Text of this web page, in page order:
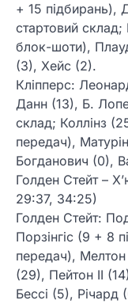
+ 15 підбирань),
стартовий
блок-шоти),
(3), Хейс (2).
Кліпперс:
Данн (13), Б.
склад; Коллінз
передач),
Богданович (0),
Голден Стейт –
29:37, 34:25)
Голден Стейт:
Порзінгіс (9 + 8
передач), Мелтон
(29), Пейтон II
Бессі (5), Річард